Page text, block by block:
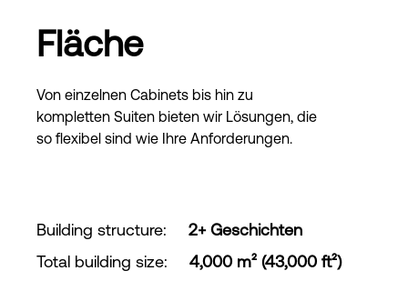
Fläche
Von einzelnen Cabinets bis hin zu
kompletten Suiten bieten wir Lösungen, die
so flexibel sind wie Ihre Anforderungen.
Building structure:
2+ Geschichten
Total building size: 4,000 m² (43,000 ft²)